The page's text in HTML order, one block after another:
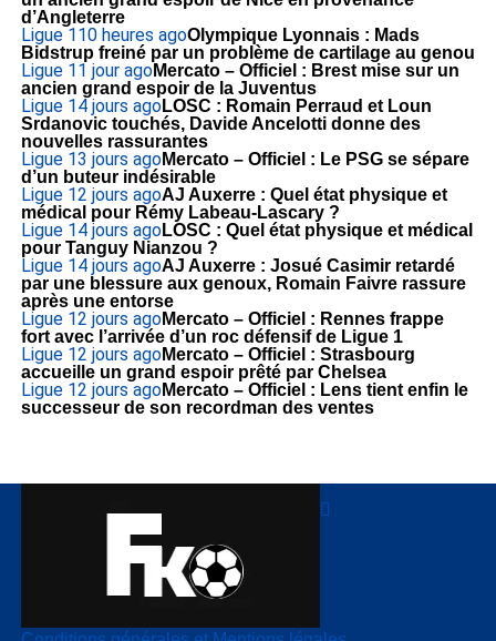
d’Angleterre
Ligue 110 heures agoOlympique Lyonnais : Mads
Bidstrup freiné par un problème de cartilage au genou
Ligue 11 jour agoMercato – Officiel : Brest mise sur un
ancien grand espoir de la Juventus
Ligue 14 jours agoLOSC : Romain Perraud et Loun
Srdanovic touchés, Davide Ancelotti donne des
nouvelles rassurantes
Ligue 13 jours agoMercato – Officiel : Le PSG se sépare
d’un buteur indésirable
Ligue 12 jours agoAJ Auxerre : Quel état physique et
médical pour Rémy Labeau-Lascary ?
Ligue 14 jours agoLOSC : Quel état physique et médical
pour Tanguy Nianzou ?
Ligue 14 jours agoAJ Auxerre : Josué Casimir retardé
par une blessure aux genoux, Romain Faivre rassure
après une entorse
Ligue 12 jours agoMercato – Officiel : Rennes frappe
fort avec l’arrivée d’un roc défensif de Ligue 1
Ligue 12 jours agoMercato – Officiel : Strasbourg
accueille un grand espoir prêté par Chelsea
Ligue 12 jours agoMercato – Officiel : Lens tient enfin le
successeur de son recordman des ventes